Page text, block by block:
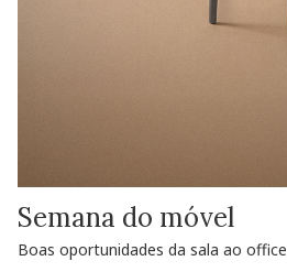
Semana do móvel
Boas oportunidades da sala ao office